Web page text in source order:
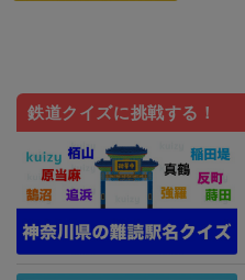
鉄道クイズに挑戦する！